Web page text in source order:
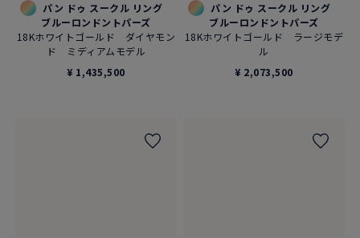
パン ドゥ スークル リング
ブルーロンドントパーズ
18Kホワイトゴールド ダイヤモン
ド ミディアムモデル
¥ 1,435,500
パン ドゥ スークル リング
ブルーロンドントパーズ
18Kホワイトゴールド ラージモデ
ル
¥ 2,073,500